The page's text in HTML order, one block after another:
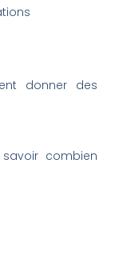
donner des
combien